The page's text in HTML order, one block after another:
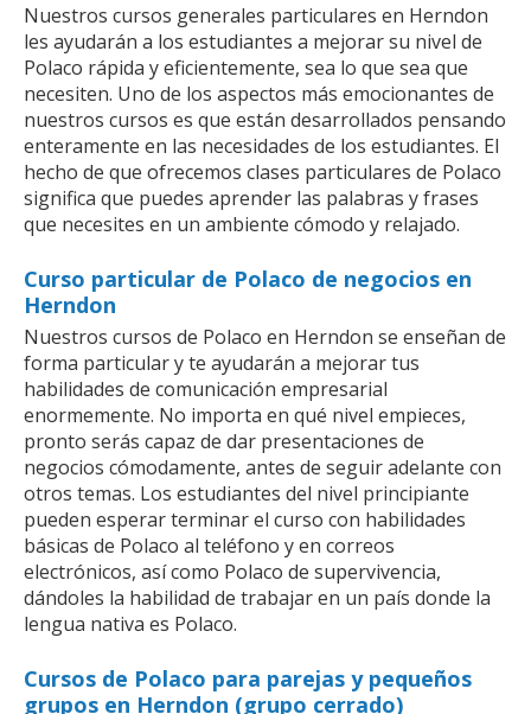
Nuestros cursos generales particulares en Herndon
les ayudarán a los estudiantes a mejorar su nivel de
Polaco rápida y eficientemente, sea lo que sea que
necesiten. Uno de los aspectos más emocionantes de
nuestros cursos es que están desarrollados pensando
enteramente en las necesidades de los estudiantes. El
hecho de que ofrecemos clases particulares de Polaco
significa que puedes aprender las palabras y frases
que necesites en un ambiente cómodo y relajado.
Curso particular de Polaco de negocios en
Herndon
Nuestros cursos de Polaco en Herndon se enseñan de
forma particular y te ayudarán a mejorar tus
habilidades de comunicación empresarial
enormemente. No importa en qué nivel empieces,
pronto serás capaz de dar presentaciones de
negocios cómodamente, antes de seguir adelante con
otros temas. Los estudiantes del nivel principiante
pueden esperar terminar el curso con habilidades
básicas de Polaco al teléfono y en correos
electrónicos, así como Polaco de supervivencia,
dándoles la habilidad de trabajar en un país donde la
lengua nativa es Polaco.
Cursos de Polaco para parejas y pequeños
grupos en Herndon (grupo cerrado)